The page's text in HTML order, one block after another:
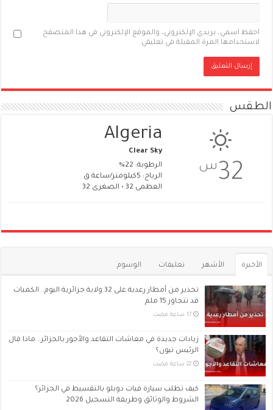
احفظ اسمي، بريدي الإلكتروني، والموقع الإلكتروني في هذا المتصفح
لاستخدامها المرة المقبلة في تعليقي.
الطقس
32 س
Algeria
Clear Sky
الرطوبة: 22%
الرياح: 5كيلومتر/ساعة ق
العظمى 32 • الصغرى 32
الأخيرة الأشهر تعليقات الوسوم
تحذير من أمطار رعدية على 32 ولاية جزائرية اليوم.. الكميات
قد تتجاوز 15 ملم
‏17 ساعة مضت
زيادات جديدة في معاشات التقاعد والأجور بالجزائر.. ماذا قال
الرئيس تبون؟
‏22 ساعة مضت
كيف تطلب سيارة فيات دوبلو بالتقسيط في الجزائر؟
الشروط والوثائق وطريقة التسجيل 2026